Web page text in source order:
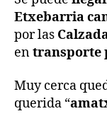
Etxebarria
por las
entransporte
Muy cerca
querida “